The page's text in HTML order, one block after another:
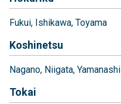
Fukui Ishikawa Toyama
Koshinetsu
Nagano Niigata Yamanashi
Tokai